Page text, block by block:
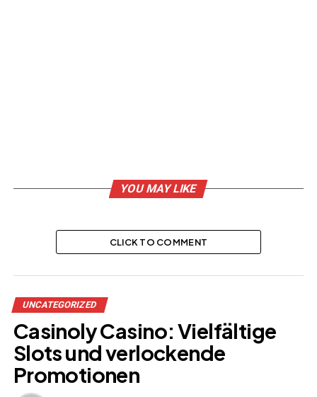
YOU MAY LIKE
CLICK TO COMMENT
UNCATEGORIZED
Casinoly Casino: Vielfältige
Slots und verlockende
Promotionen